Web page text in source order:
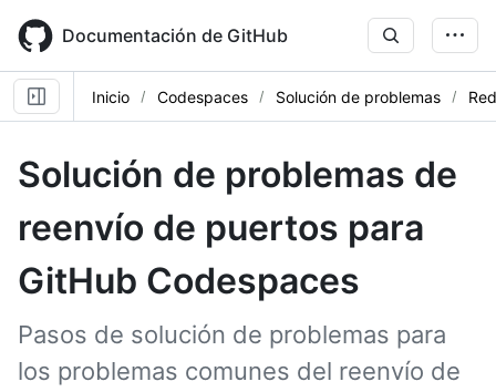
main
content
Documentación de GitHub
Inicio Codespaces Solución de problemas
Solución de problemas de
reenvío de puertos para
GitHub Codespaces
Pasos de solución de problemas para
los problemas comunes del reenvío de